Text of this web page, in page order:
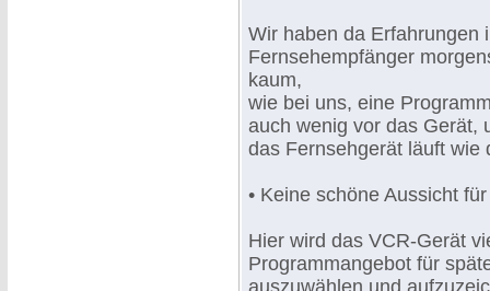
Wir haben da Erfahrungen
Fernsehempfänger
kaum,
wie bei uns, eine
auch wenig vor das Gerät,
das Fernsehgerät läuft wie
• Keine schöne Aussicht
Hier wird das VCR-Gerät
Programmangebot für
auszuwählen und